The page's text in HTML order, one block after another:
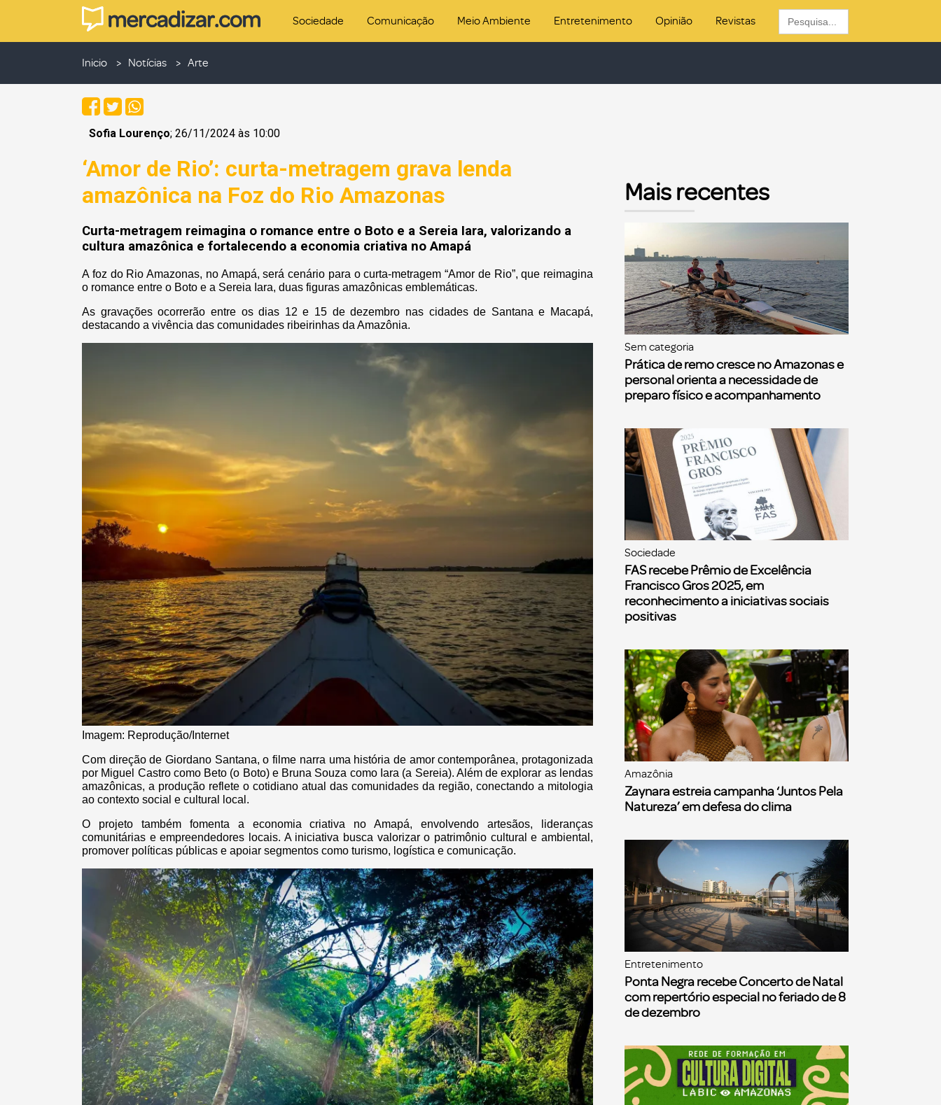
Sociedade Comunicação Meio Ambiente Entretenimento Opinião Revistas
Search
for:
Inicio Notícias Arte
Sofia Lourenço; 26/11/2024 às 10:00
‘Amor de Rio’: curta-metragem grava lenda
amazônica na Foz do Rio Amazonas
Curta-metragem reimagina o romance entre o Boto e a Sereia Iara, valorizando a
cultura amazônica e fortalecendo a economia criativa no Amapá
A foz do Rio Amazonas, no Amapá, será cenário para o curta-metragem “Amor de Rio”, que reimagina
o romance entre o Boto e a Sereia Iara, duas figuras amazônicas emblemáticas.
As gravações ocorrerão entre os dias 12 e 15 de dezembro nas cidades de Santana e Macapá,
destacando a vivência das comunidades ribeirinhas da Amazônia.
Imagem: Reprodução/Internet
Com direção de Giordano Santana, o filme narra uma história de amor contemporânea, protagonizada
por Miguel Castro como Beto (o Boto) e Bruna Souza como Iara (a Sereia). Além de explorar as lendas
amazônicas, a produção reflete o cotidiano atual das comunidades da região, conectando a mitologia
ao contexto social e cultural local.
O projeto também fomenta a economia criativa no Amapá, envolvendo artesãos, lideranças
comunitárias e empreendedores locais. A iniciativa busca valorizar o patrimônio cultural e ambiental,
promover políticas públicas e apoiar segmentos como turismo, logística e comunicação.
Mais recentes
Sem categoria
Prática de remo cresce no Amazonas e
personal orienta a necessidade de
preparo físico e acompanhamento
Sociedade
FAS recebe Prêmio de Excelência
Francisco Gros 2025, em
reconhecimento a iniciativas sociais
positivas
Amazônia
Zaynara estreia campanha ‘Juntos Pela
Natureza’ em defesa do clima
Entretenimento
Ponta Negra recebe Concerto de Natal
com repertório especial no feriado de 8
de dezembro